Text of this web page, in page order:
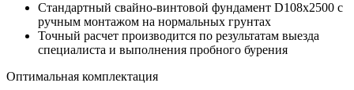
Стандартный свайно-винтовой фундамент D108х2500 с
ручным монтажом на нормальных грунтах
Точный расчет производится по результатам выезда
специалиста и выполнения пробного бурения
Оптимальная комплектация